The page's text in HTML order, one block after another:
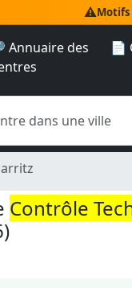
⚠️
Annuaire des
📄
Contrôle